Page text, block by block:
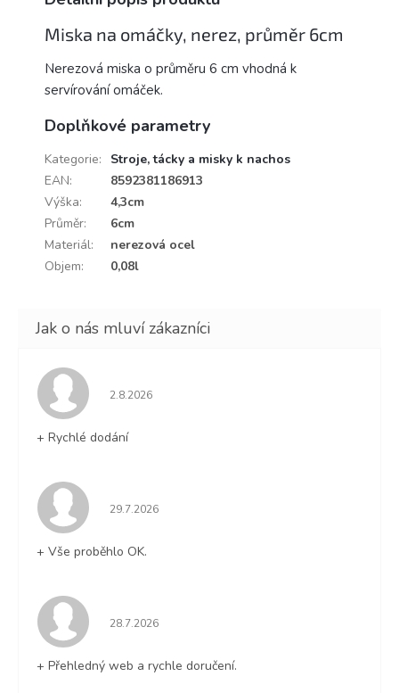
Miska na omáčky, nerez, průměr 6cm
Nerezová miska o průměru 6 cm vhodná k
servírování omáček.
Doplňkové parametry
Kategorie:
Stroje, tácky a misky k nachos
EAN:
8592381186913
Výška:
4,3cm
Průměr:
6cm
Materiál:
nerezová ocel
Objem: 0,08l
Hodnocení obchodu je 5 z 5 hvězdiček.
2.8.2026
+ Rychlé dodání
Hodnocení obchodu je 5 z 5 hvězdiček.
29.7.2026
+ Vše proběhlo OK.
Hodnocení obchodu je 5 z 5 hvězdiček.
28.7.2026
+ Přehledný web a rychle doručení.